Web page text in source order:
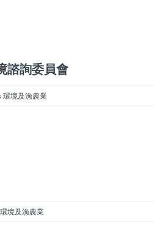
詢委員會
境及漁農業
境及漁農業